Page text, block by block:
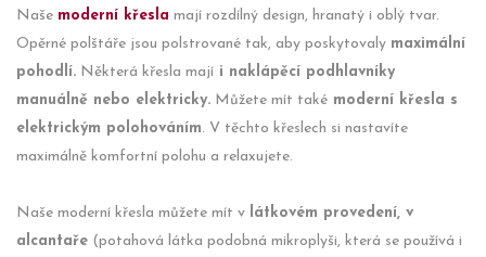
Naše moderní křesla mají rozdílný design, hranatý i oblý tvar.
Opěrné polštáře jsou polstrované tak, aby poskytovaly maximální
pohodlí. Některá křesla mají i naklápěcí podhlavníky
manuálně nebo elektricky. Můžete mít také moderní křesla s
elektrickým polohováním. V těchto křeslech si nastavíte
maximálně komfortní polohu a relaxujete.
Naše moderní křesla můžete mít v látkovém provedení, v
alcantaře (potahová látka podobná mikroplyši, která se používá i